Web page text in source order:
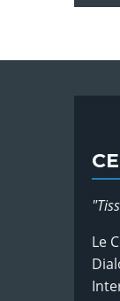
Le